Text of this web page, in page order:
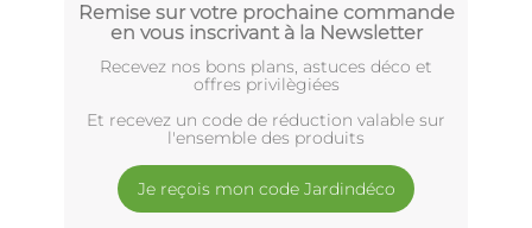
Remise sur votre prochaine commande
en vous inscrivant à la Newsletter
Recevez nos bons plans, astuces déco et
offres privilègiées
Et recevez un code de réduction valable sur
l'ensemble des produits
Je reçois mon code Jardindéco